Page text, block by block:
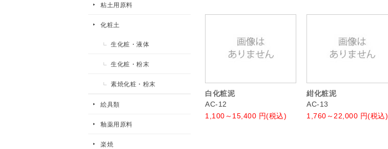
粘土用原料
化粧土
生化粧・液体
生化粧・粉末
素焼化粧・粉末
絵具類
釉薬用原料
楽焼
白化粧泥
AC-12
1,100～15,400 円(税込)
紺化粧泥
AC-13
1,760～22,000 円(税込)